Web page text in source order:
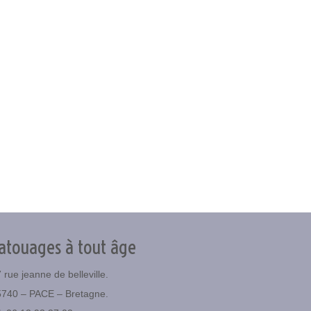
à tout âge
rue jeanne de belleville.
– PACE – Bretagne.